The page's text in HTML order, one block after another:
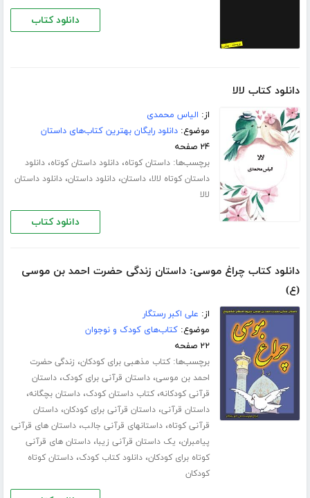
دانلود کتاب
دانلود کتاب لالا
از: الیاس محمدی
موضوع:دانلود رایگان بهترین کتاب‌های داستان
۲۴ صفحه
برچسب‌ها:داستان کوتاه،دانلود داستان کوتاه،دانلود
داستان کوتاه لالا،داستان،دانلود داستان،دانلود داستان
لالا
دانلود کتاب
دانلود کتاب چراغ موسی: داستان زندگی حضرت احمد بن موسی
(ع)
از: علی اکبر رستگار
موضوع:کتاب‌های کودک و نوجوان
۲۲ صفحه
برچسب‌ها:کتاب مذهبی برای کودکان، زندگی حضرت
احمد بن موسی،داستان قرآنی برای کودک،داستان
قرآنی کودکانه،کتاب داستان کودک،داستان بچگانه،
داستان قرآنی،داستان قرآنی برای کودکان،داستان
قرآنی کوتاه،داستانهای قرآنی جالب،داستان های قرآنی
پیامبران، یک داستان قرآنی زیبا،داستان های قرآنی
کوتاه برای کودکان،دانلود کتاب کودک،داستان کوتاه
کودکان